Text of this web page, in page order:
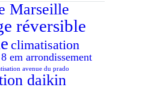
Marseille
réversible
climatisation
em arrondissement
avenue du prado
daikin